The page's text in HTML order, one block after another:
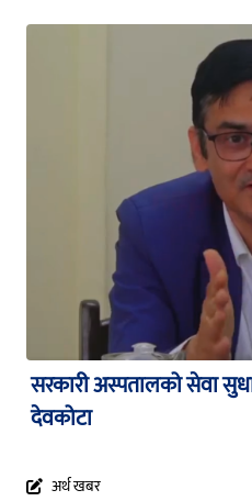
सरकारी अस्पतालको सेवा
देवकोटा
अर्थ खबर